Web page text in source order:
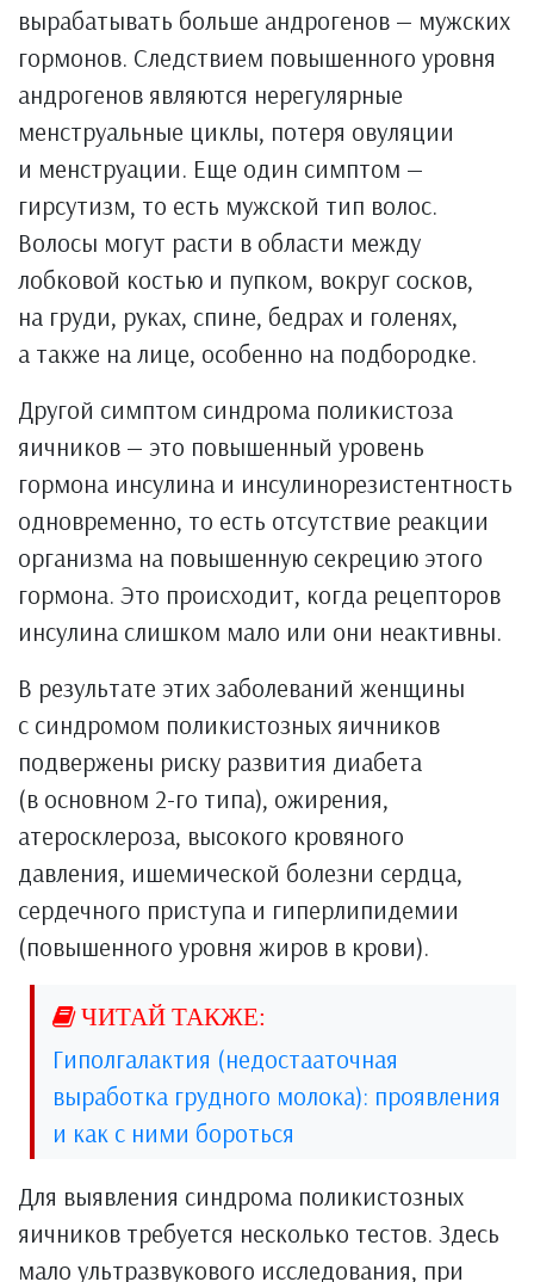
вырабатывать больше андрогенов — мужских
гормонов. Следствием повышенного уровня
андрогенов являются нерегулярные
менструальные циклы, потеря овуляции
и менструации. Еще один симптом —
гирсутизм, то есть мужской тип волос.
Волосы могут расти в области между
лобковой костью и пупком, вокруг сосков,
на груди, руках, спине, бедрах и голенях,
а также на лице, особенно на подбородке.
Другой симптом синдрома поликистоза
яичников — это повышенный уровень
гормона инсулина и инсулинорезистентность
одновременно, то есть отсутствие реакции
организма на повышенную секрецию этого
гормона. Это происходит, когда рецепторов
инсулина слишком мало или они неактивны.
В результате этих заболеваний женщины
с синдромом поликистозных яичников
подвержены риску развития диабета
(в основном 2-го типа), ожирения,
атеросклероза, высокого кровяного
давления, ишемической болезни сердца,
сердечного приступа и гиперлипидемии
(повышенного уровня жиров в крови).
Гиполгалактия (недостааточная
выработка грудного молока): проявления
и как с ними бороться
Для выявления синдрома поликистозных
яичников требуется несколько тестов. Здесь
мало ультразвукового исследования, при